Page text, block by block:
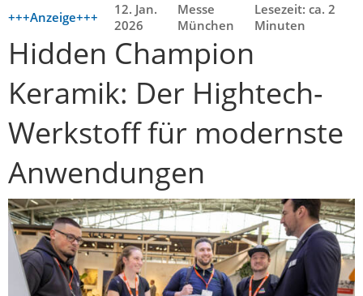
+++Anzeige+++
12. Jan.
2026
Messe
München
Lesezeit: ca. 2
Minuten
Hidden Champion
Keramik: Der Hightech-
Werkstoff für modernste
Anwendungen